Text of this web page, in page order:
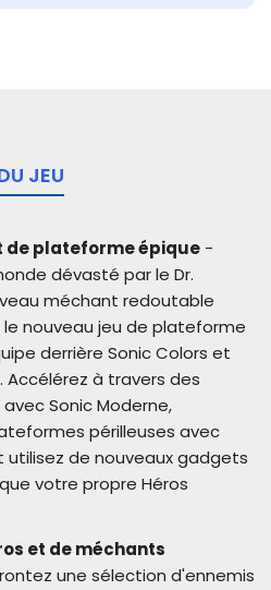
JEU
de plateforme épique-
dévasté par le Dr.
méchant redoutable
le nouveau jeu de plateforme
derrière Sonic Colors et
Accélérez à travers des
Sonic Moderne,
périlleuses avec
utilisez de nouveaux gadgets
votre propre Héros
et de méchants
une sélection d'ennemis